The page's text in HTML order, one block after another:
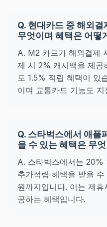
Q. 현대카드 중 해외
무엇이며 혜택은 어떻
A. M2 카드가 해외결제
제 시 2% 캐시백을 제공
도 1.5% 적립 혜택이 있
이며 교통카드 기능도 지
Q. 스타벅스에서 애플
을 수 있는 혜택은 무
A. 스타벅스에서는
추가적립 혜택을 받을
원까지입니다. 이는 제
공하는 혜택입니다.